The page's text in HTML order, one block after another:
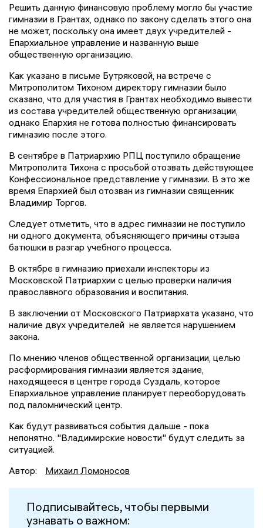
Решить данную финансовую проблему могло бы участие
гимназии в Грантах, однако по закону сделать этого она
не может, поскольку она имеет двух учредителей -
Епархиальное управление и названную выше
общественную организацию.
Как указано в письме Бутряковой, на встрече с
Митрополитом Тихоном директору гимназии было
сказано, что для участия в Грантах необходимо вывести
из состава учредителей общественную организации,
однако Епархия не готова полностью финансировать
гимназию после этого.
В сентябре в Патриархию РПЦ поступило обращение
Митрополита Тихона с просьбой отозвать действующее
Конфессиональное представление у гимназии. В это же
время Епархией был отозван из гимназии священник
Владимир Торгов.
Следует отметить, что в адрес гимназии не поступило
ни одного документа, объясняющего причины отзыва
батюшки в разгар учебного процесса.
В октябре в гимназию приехали инспекторы из
Московской Патриархии с целью проверки наличия
православного образования и воспитания.
В заключении от Московского Патриархата указано, что
наличие двух учредителей не является нарушением
закона.
По мнению членов общественной организации, целью
расформирования гимназии является здание,
находящееся в центре города Суздаль, которое
Епархиальное управление планирует переоборудовать
под паломнический центр.
Как будут развиваться события дальше - пока
непонятно. "Владимирские новости" будут следить за
ситуацией.
Автор:
Михаил Ломоносов
Подписывайтесь, чтобы первыми
узнавать о важном: